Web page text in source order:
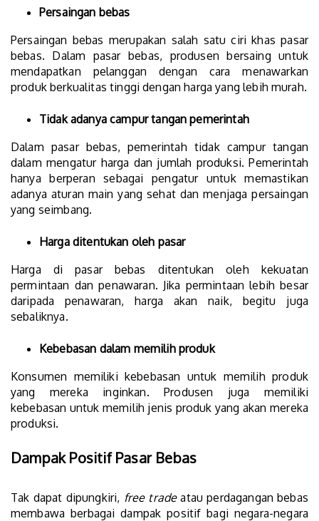
Persaingan bebas
Persaingan bebas merupakan salah satu ciri khas pasar
bebas. Dalam pasar bebas, produsen bersaing untuk
mendapatkan pelanggan dengan cara menawarkan
produk berkualitas tinggi dengan harga yang lebih murah.
Tidak adanya campur tangan pemerintah
Dalam pasar bebas, pemerintah tidak campur tangan
dalam mengatur harga dan jumlah produksi. Pemerintah
hanya berperan sebagai pengatur untuk memastikan
adanya aturan main yang sehat dan menjaga persaingan
yang seimbang.
Harga ditentukan oleh pasar
Harga di pasar bebas ditentukan oleh kekuatan
permintaan dan penawaran. Jika permintaan lebih besar
daripada penawaran, harga akan naik, begitu juga
sebaliknya.
Kebebasan dalam memilih produk
Konsumen memiliki kebebasan untuk memilih produk
yang mereka inginkan. Produsen juga memiliki
kebebasan untuk memilih jenis produk yang akan mereka
produksi.
Dampak Positif Pasar Bebas
Tak dapat dipungkiri, free tradeatau perdagangan bebas
membawa berbagai dampak positif bagi negara-negara